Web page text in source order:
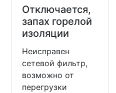
Отключается,
запах горелой
изоляции
Неисправен
сетевой фильтр,
возможно от
перегрузки